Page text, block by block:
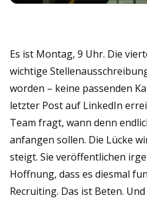
Es ist Montag, 9 Uhr. Die
wichtige
worden – keine passenden
letzter Post auf LinkedIn
Team fragt, wann denn
anfangen sollen. Die Lücke
steigt. Sie veröffentlichen
Hoffnung, dass es diesmal
Recruiting. Das ist Beten.